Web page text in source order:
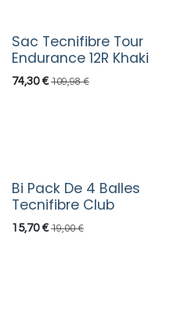
Sac Tecnifibre Tour
Endurance 12R Khaki
74,30€ 109,98€
Bi Pack De 4 Balles
Tecnifibre Club
15,70€ 19,00€